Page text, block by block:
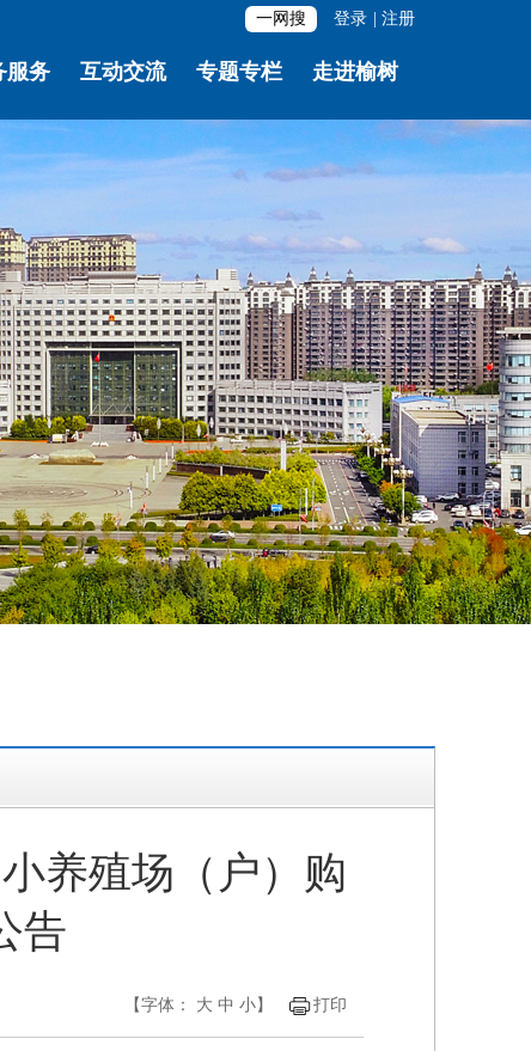
一网搜 登录 注册
服务 互动交流 专题专栏 走进榆树
养殖场（户）购
告
【字体： 大 中 小】 打印